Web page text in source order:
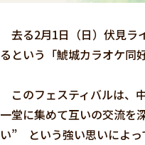
去る2月1日（日）伏見ラ
るという「鯱城カラオケ同
このフェスティバルは、
一堂に集めて互いの交流を
い” という強い思いによっ